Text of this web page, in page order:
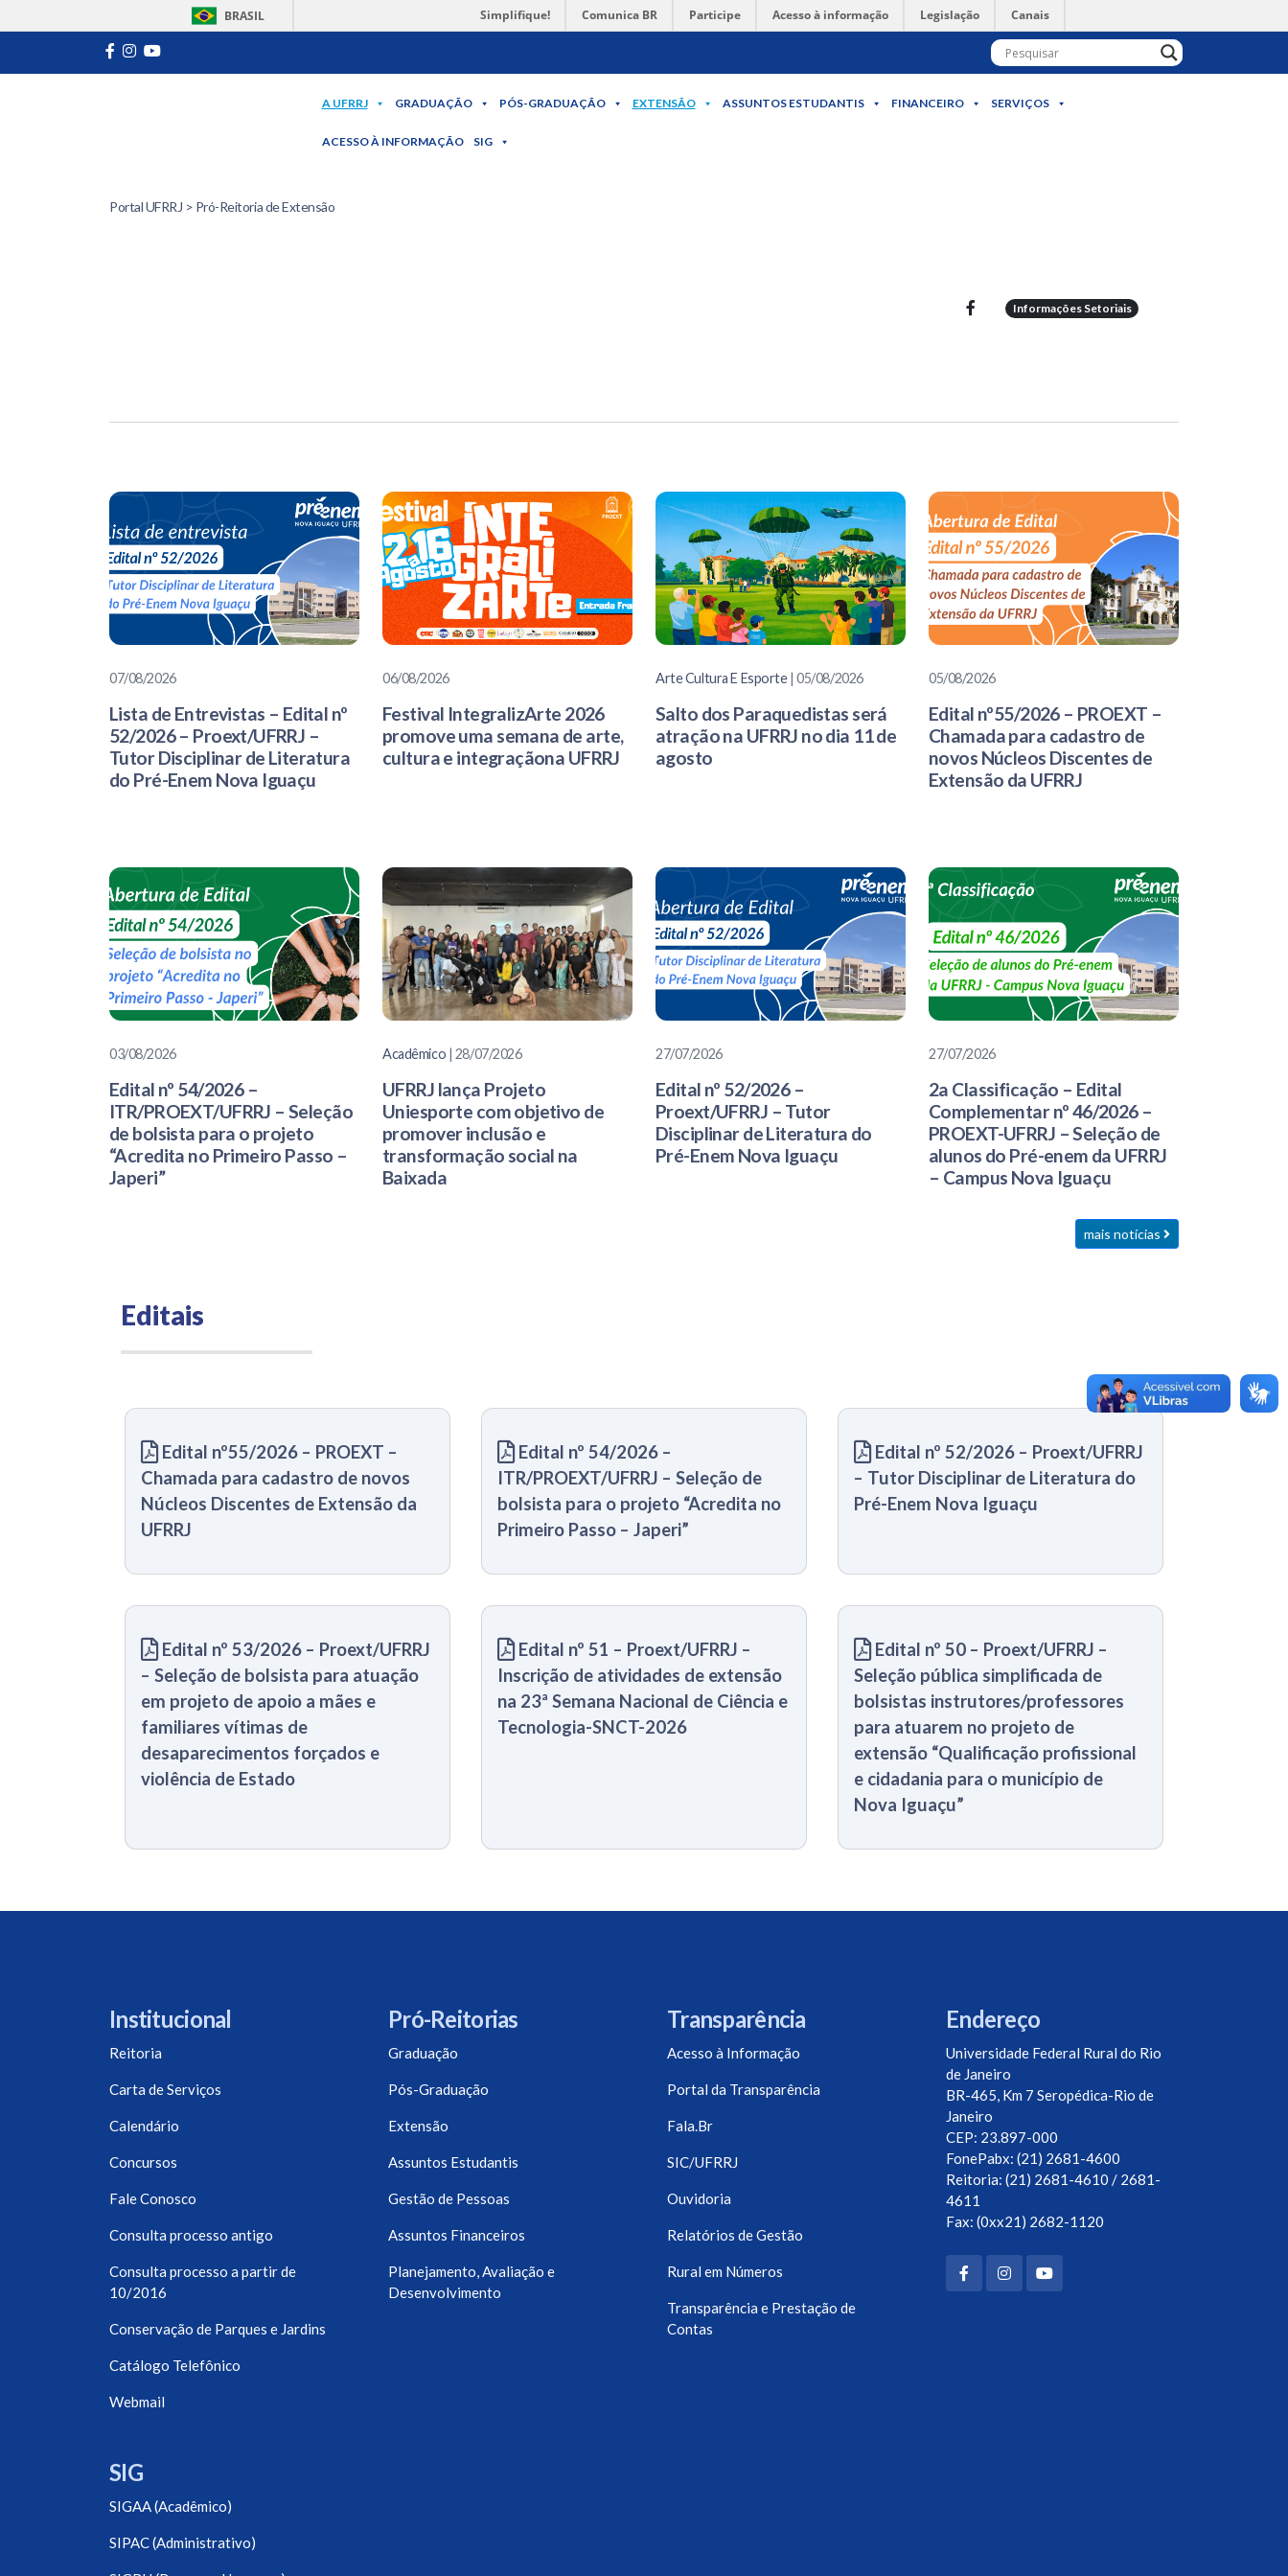
BRASIL Simplifique! Comunica BR Participe Acesso à informação Legislação Canais
A UFRRJ GRADUAÇÃO PÓS-GRADUAÇÃO EXTENSÃO ASSUNTOS ESTUDANTIS FINANCEIRO SERVIÇOS
ACESSO À INFORMAÇÃO SIG
Portal UFRRJ > Pró-Reitoria de Extensão
Informações Setoriais
07/08/2026
Lista de Entrevistas – Edital nº
52/2026 – Proext/UFRRJ –
Tutor Disciplinar de Literatura
do Pré-Enem Nova Iguaçu
06/08/2026
Festival IntegralizArte 2026
promove uma semana de arte,
cultura e integraçãona UFRRJ
Arte Cultura E Esporte| 05/08/2026
Salto dos Paraquedistas será
atração na UFRRJ no dia 11 de
agosto
05/08/2026
Edital nº55/2026 – PROEXT –
Chamada para cadastro de
novos Núcleos Discentes de
Extensão da UFRRJ
03/08/2026
Edital nº 54/2026 –
ITR/PROEXT/UFRRJ – Seleção
de bolsista para o projeto
“Acredita no Primeiro Passo –
Japeri”
Acadêmico | 28/07/2026
UFRRJ lança Projeto
Uniesporte com objetivo de
promover inclusão e
transformação social na
Baixada
27/07/2026
Edital nº 52/2026 –
Proext/UFRRJ – Tutor
Disciplinar de Literatura do
Pré-Enem Nova Iguaçu
27/07/2026
2a Classificação – Edital
Complementar nº 46/2026 –
PROEXT-UFRRJ – Seleção de
alunos do Pré-enem da UFRRJ
– Campus Nova Iguaçu
mais notícias
Editais
Edital nº55/2026 – PROEXT –
Chamada para cadastro de novos
Núcleos Discentes de Extensão da
UFRRJ
Edital nº 54/2026 –
ITR/PROEXT/UFRRJ – Seleção de
bolsista para o projeto “Acredita no
Primeiro Passo – Japeri”
Edital nº 52/2026 – Proext/UFRRJ
– Tutor Disciplinar de Literatura do
Pré-Enem Nova Iguaçu
Edital nº 53/2026 – Proext/UFRRJ
– Seleção de bolsista para atuação
em projeto de apoio a mães e
familiares vítimas de
desaparecimentos forçados e
violência de Estado
Edital nº 51 – Proext/UFRRJ –
Inscrição de atividades de extensão
na 23ª Semana Nacional de Ciência e
Tecnologia-SNCT-2026
Edital nº 50 – Proext/UFRRJ –
Seleção pública simplificada de
bolsistas instrutores/professores
para atuarem no projeto de
extensão “Qualificação profissional
e cidadania para o município de
Nova Iguaçu”
Institucional
Reitoria
Carta de Serviços
Calendário
Concursos
Fale Conosco
Consulta processo antigo
Consulta processo a partir de
10/2016
Conservação de Parques e Jardins
Catálogo Telefônico
Webmail
SIG
SIGAA (Acadêmico)
SIPAC (Administrativo)
Pró-Reitorias
Graduação
Pós-Graduação
Extensão
Assuntos Estudantis
Gestão de Pessoas
Assuntos Financeiros
Planejamento, Avaliação e
Desenvolvimento
Transparência
Acesso à Informação
Portal da Transparência
Fala.Br
SIC/UFRRJ
Ouvidoria
Relatórios de Gestão
Rural em Números
Transparência e Prestação de
Contas
Endereço
Universidade Federal Rural do Rio
de Janeiro
BR-465, Km 7 Seropédica-Rio de
Janeiro
CEP: 23.897-000
FonePabx: (21) 2681-4600
Reitoria: (21) 2681-4610 / 2681-
4611
Fax: (0xx21) 2682-1120